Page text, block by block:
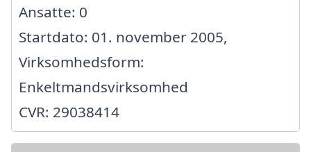
Ansatte: 0
Startdato: 01. november 2005,
Virksomhedsform:
Enkeltmandsvirksomhed
CVR: 29038414